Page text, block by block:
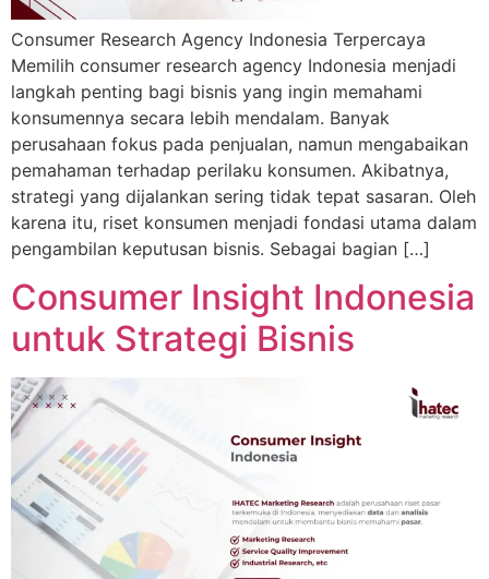
Consumer Research Agency Indonesia Terpercaya
Memilih consumer research agency Indonesia menjadi
langkah penting bagi bisnis yang ingin memahami
konsumennya secara lebih mendalam. Banyak
perusahaan fokus pada penjualan, namun mengabaikan
pemahaman terhadap perilaku konsumen. Akibatnya,
strategi yang dijalankan sering tidak tepat sasaran. Oleh
karena itu, riset konsumen menjadi fondasi utama dalam
pengambilan keputusan bisnis. Sebagai bagian […]
Consumer Insight Indonesia
untuk Strategi Bisnis